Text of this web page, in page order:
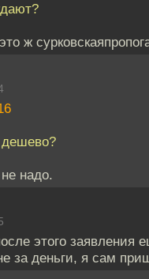
ж
дешево?
надо.
этого заявления
за деньги, я сам